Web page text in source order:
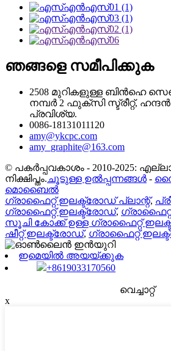
ഞങ്ങളെ സമീപിക്കുക
2508 മുറികളുള്ള ബിൻഹെ
നമ്പർ 2 ഫുക്സി സ്ട്രീറ്റ്,
പ്രവിശ്യ.
0086-18131011120
amy@ykcpc.com
amy_graphite@163.com
© പകർപ്പവകാശം - 2010-2025:
നിക്ഷിപ്തം. ചൂടുള്ള ഉൽപ്പന്നങ്ങൾ -
മൊബൈൽ
ഗ്രാഫൈറ്റ് ഇലക്ട്രോഡ് പ്ലാന്റ്,
ഗ്രാഫൈറ്റ് ഇലക്ട്രോഡ്,
സൂചി കോക്ക് ഉള്ള ഗ്രാഫൈറ്റ്
ഷീറ്റ് ഇലക്ട്രോഡ്, ഗ്രാഫൈറ്റ്
ഇമെയിൽ അയയ്ക്കുക
+8619033170560
വെച്ചാറ്റ്
x